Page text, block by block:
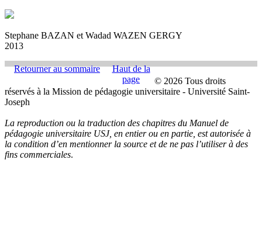
Stephane BAZAN et Wadad WAZEN GERGY
2013
Retourner au sommaire
Haut de la
page
© 2026 Tous droits
réservés à la Mission de pédagogie universitaire - Université Saint-
Joseph
La reproduction ou la traduction des chapitres du Manuel de
pédagogie universitaire USJ, en entier ou en partie, est autorisée à
la condition d’en mentionner la source et de ne pas l’utiliser à des
fins commerciales.